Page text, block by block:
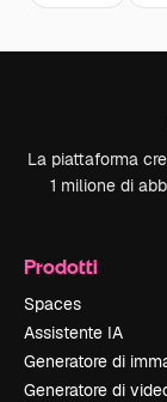
La piattaforma
1 milione di
Prodotti
Spaces
Assistente IA
Generatore di
Generatore di